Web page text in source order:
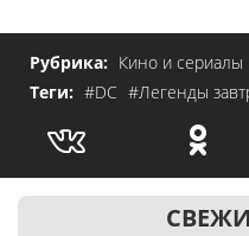
Рубрика: Кино и сериалы
Теги: #DC #Легенды